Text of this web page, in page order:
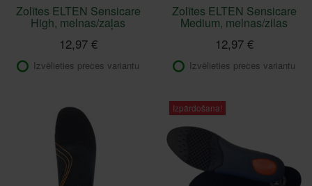
Zolītes ELTEN Sensicare
High, melnas/zaļas
12,97 €
Izvēlieties preces variantu
Zolītes ELTEN Sensicare
Medium, melnas/zilas
12,97 €
Izvēlieties preces variantu
Izpārdošana!